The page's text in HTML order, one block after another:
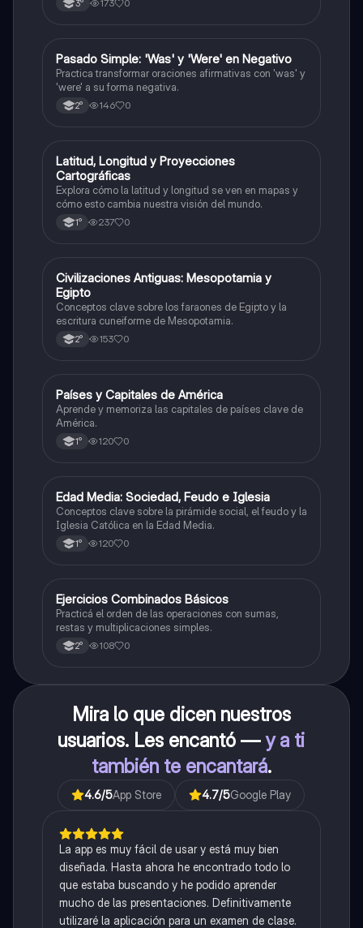
3° 173 0
PInglés
Pasado Simple: 'Was' y 'Were' en Negativo
Practica transformar oraciones afirmativas con 'was' y
'were' a su forma negativa.
2° 146 0
LGeografía
Latitud, Longitud y Proyecciones
Cartográficas
Explora cómo la latitud y longitud se ven en mapas y
cómo esto cambia nuestra visión del mundo.
1° 237 0
CHistoria
Civilizaciones Antiguas: Mesopotamia y
Egipto
Conceptos clave sobre los faraones de Egipto y la
escritura cuneiforme de Mesopotamia.
2° 153 0
PGeografía
Países y Capitales de América
Aprende y memoriza las capitales de países clave de
América.
1° 120 0
EHistoria
Edad Media: Sociedad, Feudo e Iglesia
Conceptos clave sobre la pirámide social, el feudo y la
Iglesia Católica en la Edad Media.
1° 120 0
EMatemáticas
Ejercicios Combinados Básicos
Practicá el orden de las operaciones con sumas,
restas y multiplicaciones simples.
2° 108 0
Mira lo que dicen nuestros
usuarios. Les encantó —y a ti
también te encantará.
4.6/5App Store 4.7/5Google Play
La app es muy fácil de usar y está muy bien
diseñada. Hasta ahora he encontrado todo lo
que estaba buscando y he podido aprender
mucho de las presentaciones. Definitivamente
utilizaré la aplicación para un examen de clase.